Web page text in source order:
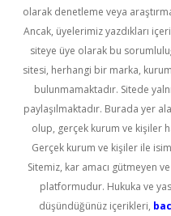
olarak denetleme veya
Ancak, üyelerimiz yazdıkları
siteye üye olarak bu
sitesi, herhangi bir marka,
bulunmamaktadır. Sitede
paylaşılmaktadır. Burada yer
olup, gerçek kurum ve kişiler
Gerçek kurum ve kişiler ile
Sitemiz, kar amacı gütmeyen
platformudur. Hukuka ve
düşündüğünüz içerikleri,